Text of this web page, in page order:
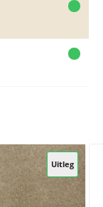
Uitleg